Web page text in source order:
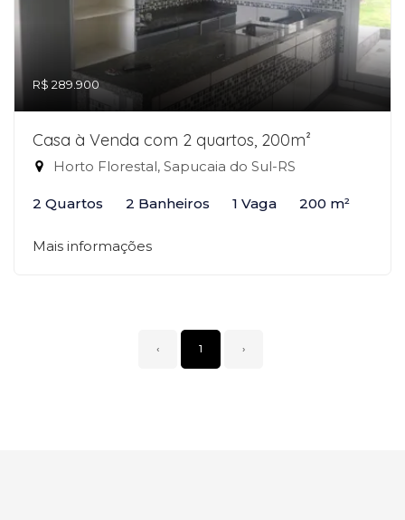
R$ 289.900
Casa à Venda com 2 quartos, 200m²
Horto Florestal, Sapucaia do Sul-RS
2 Quartos 2 Banheiros 1 Vaga 200 m²
Mais informações
‹ 1 ›